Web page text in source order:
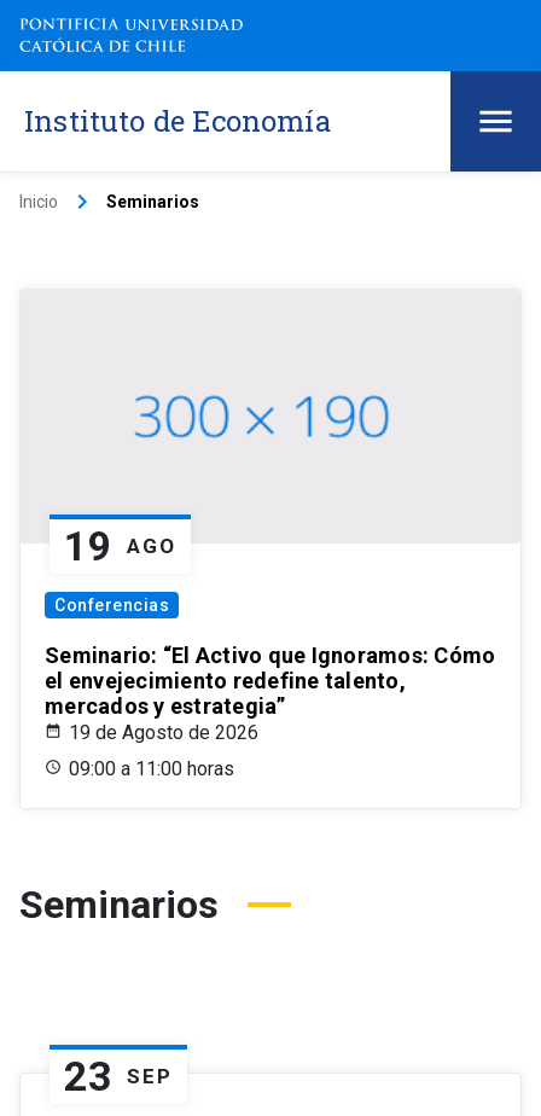
Instituto de Economía
Inicio keyboard_arrow_right Seminarios
19 AGO
Conferencias
Seminario: “El Activo que Ignoramos: Cómo
el envejecimiento redefine talento,
mercados y estrategia”
19 de Agosto de 2026
09:00 a 11:00 horas
Seminarios
23 SEP